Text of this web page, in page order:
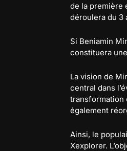
de la première
déroulera du 3
Si Beniamin
constituera
La vision de
central dans
transformation
également
Ainsi, le
Xexplorer.